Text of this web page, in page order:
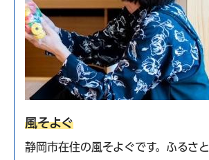
風そよぐ
静岡市在住の風そよぐです。ふるさ